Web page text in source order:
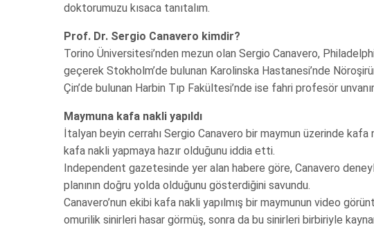
doktorumuzu kısaca tanıtalım.
Prof. Dr. Sergio Canavero kimdir?
Torino Üniversitesi’nden mezun olan Sergio Canavero,
geçerek Stokholm’de bulunan Karolinska Hastanesi’nde
Çin’de bulunan Harbin Tıp Fakültesi’nde ise fahri profesör
Maymuna kafa nakli yapıldı
İtalyan beyin cerrahı Sergio Canavero bir maymun üzerinde
kafa nakli yapmaya hazır olduğunu iddia etti.
Independent gazetesinde yer alan habere göre, Canavero
planının doğru yolda olduğunu gösterdiğini savundu.
Canavero’nun ekibi kafa nakli yapılmış bir maymunun video
omurilik sinirleri hasar görmüş, sonra da bu sinirleri birbiriyle